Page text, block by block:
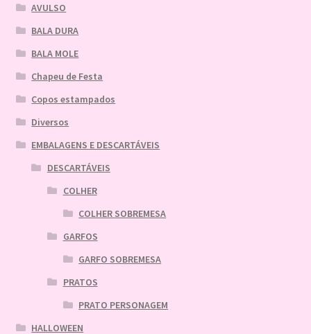
AVULSO
BALA DURA
BALA MOLE
Chapeu de Festa
Copos estampados
Diversos
EMBALAGENS E DESCARTÁVEIS
DESCARTÁVEIS
COLHER
COLHER SOBREMESA
GARFOS
GARFO SOBREMESA
PRATOS
PRATO PERSONAGEM
HALLOWEEN